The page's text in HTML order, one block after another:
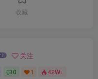
收藏
关注
0 1 42W+